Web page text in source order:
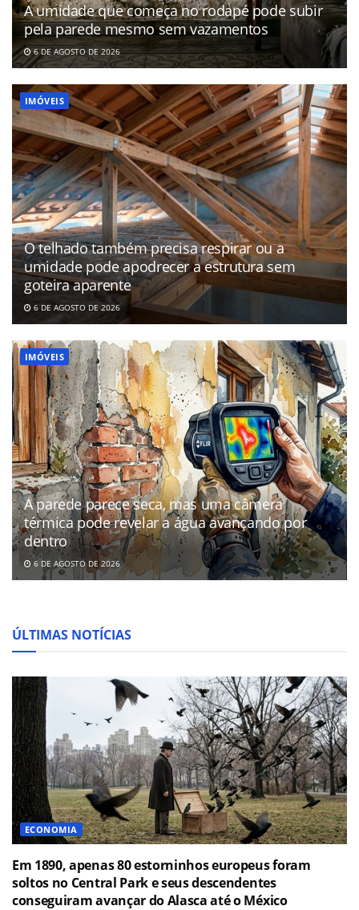
A umidade que começa no rodapé pode subir
pela parede mesmo sem vazamentos
6 DE AGOSTO DE 2026
IMÓVEIS
O telhado também precisa respirar ou a
umidade pode apodrecer a estrutura sem
goteira aparente
6 DE AGOSTO DE 2026
IMÓVEIS
A parede parece seca, mas uma câmera
térmica pode revelar a água avançando por
dentro
6 DE AGOSTO DE 2026
ÚLTIMAS NOTÍCIAS
ECONOMIA
Em 1890, apenas 80 estorninhos europeus foram
soltos no Central Park e seus descendentes
conseguiram avançar do Alasca até o México